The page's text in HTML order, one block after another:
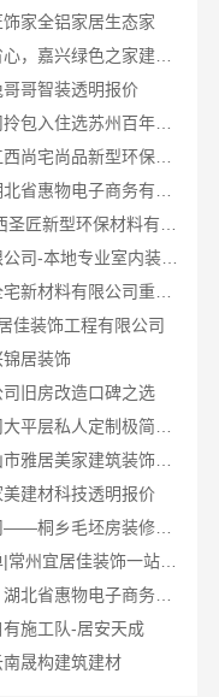
家全铝家居生态家
本地化专业室内设计团队省心，嘉兴绿色之家建材科技有限公司
哥智装透明报价
苏州本地靠谱家装设计公司拎包入住选苏州百年豪庭新材料有限公司
南昌环保全屋定制口碑选江西尚宅尚品新型环保材料有限公司
江西圣匠新型环保材料有限公司-本地专业室内装修核心优势
复兴智慧改造，邯郸至臻全宅新材料有限公司重塑空间美学
佳装饰工程有限公司
居装饰
旧房改造口碑之选
品质装饰家装服务报价佛山市雅居美家建筑装饰工程有限公司
建材科技透明报价
嘉兴锦居装饰材料有限公司——桐乡毛坯房装修费用
常州性价比高家装价格清单|常州宜居佳装饰一站式全包服务
便宜数码家电平台好不好？湖北省惠物电子商务有限公司评测
施工队-居安天成
晟构建筑建材